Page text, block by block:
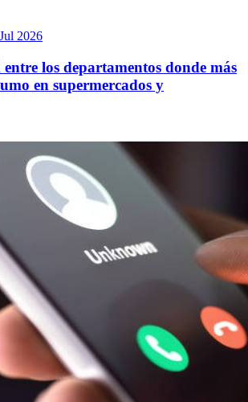
2026
los departamentos donde más
en supermercados y